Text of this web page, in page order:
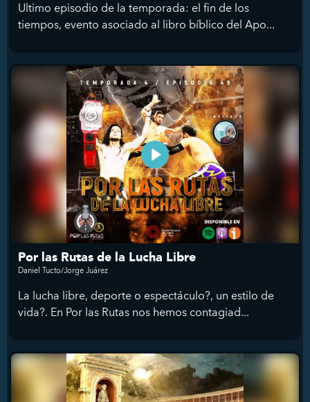
Ultimo episodio de la temporada: el fin de los
tiempos, evento asociado al libro bíblico del Apo...
Por las Rutas de la Lucha Libre
Daniel Tucto/Jorge Juárez
La lucha libre, deporte o espectáculo?, un estilo de
vida?. En Por las Rutas nos hemos contagiad...